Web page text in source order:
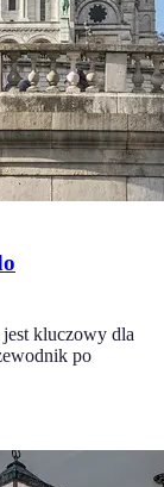
kluczowy dla
po